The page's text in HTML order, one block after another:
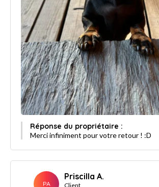
Réponse du propriétaire :
Merci infiniment pour votre retour ! :D
PA
Priscilla A.
Client